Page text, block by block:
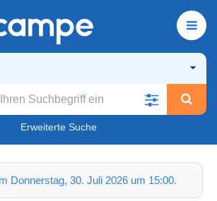
Erweiterte Suche
Donnerstag, 30. Juli 2026 um 15:00.